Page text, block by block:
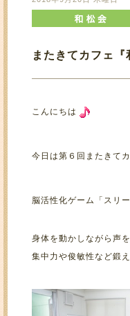
またきてカフェ
こんにちは
今日は第６回またきて
脳活性化ゲーム「スリ
身体を動かしながら声
集中力や俊敏性など鍛